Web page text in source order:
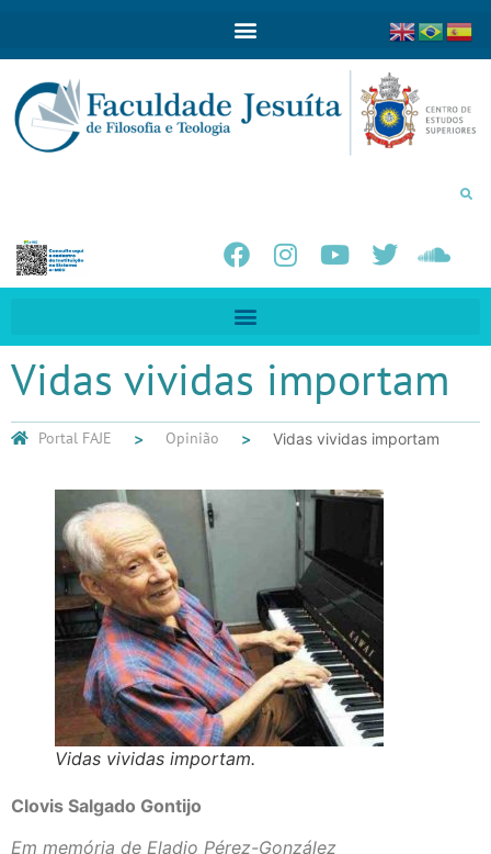
Vidas vividas importam
Portal FAJE Opinião Vidas vividas importam
Vidas vividas importam.
Clovis Salgado Gontijo
Em memória de Eladio Pérez-González